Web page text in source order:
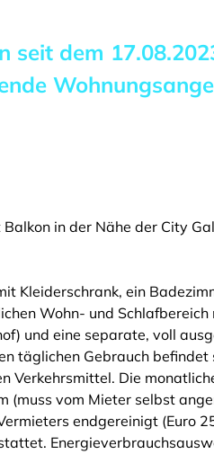
seit dem
in der Nähe der City
Kleiderschrank, ein
Wohn- und
und eine separate, voll
täglichen Gebrauch befindet
Verkehrsmittel. Die
(muss vom Mieter selbst
endgereinigt (Euro